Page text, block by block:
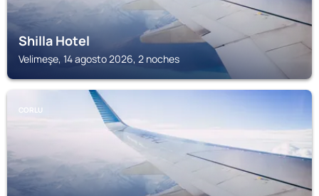
Shilla Hotel
Velimeşe, 14 agosto 2026, 2 noches
CORLU